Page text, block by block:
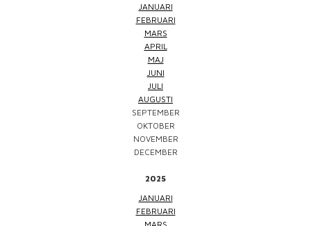
JANUARI
FEBRUARI
MARS
APRIL
MAJ
JUNI
JULI
AUGUSTI
SEPTEMBER
OKTOBER
NOVEMBER
DECEMBER
2025
JANUARI
FEBRUARI